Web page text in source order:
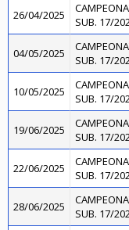
26/04/2025
SUB. 17/
04/05/2025
SUB. 17/
10/05/2025
SUB. 17/
19/06/2025
SUB. 17/
22/06/2025
SUB. 17/
28/06/2025
SUB. 17/